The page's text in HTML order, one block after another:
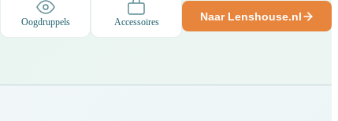
Oogdruppels Accessoires Naar Lenshouse.nl